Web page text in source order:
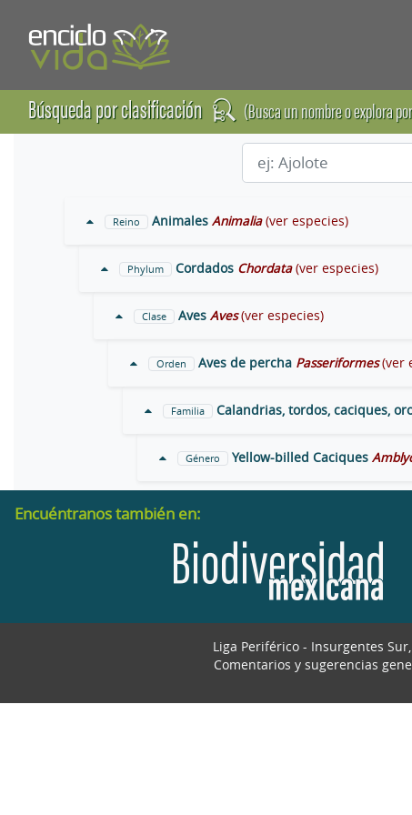
Búsqueda por clasificación (Busca un nombre o explora
Reino Animales Animalia (ver especies)
Phylum Cordados Chordata (ver especies)
Clase Aves Aves (ver especies)
Orden Aves de percha Passeriformes (ver
Familia Calandrias, tordos, caciques,
Género Yellow-billed Caciques
Encuéntranos también en:
Liga Periférico - Insurgentes
Comentarios y sugerencias